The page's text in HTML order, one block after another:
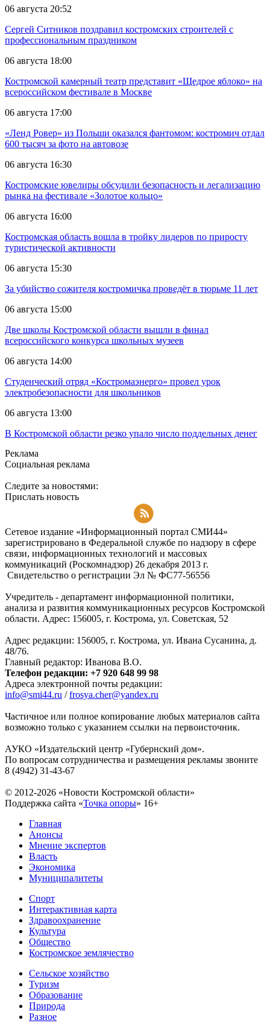
06 августа 20:52
Сергей Ситников поздравил костромских строителей с
профессиональным праздником
06 августа 18:00
Костромской камерный театр представит «Щедрое яблоко» на
всероссийском фестивале в Москве
06 августа 17:00
«Ленд Ровер» из Польши оказался фантомом: костромич отдал
600 тысяч за фото на автовозе
06 августа 16:30
Костромские ювелиры обсудили безопасность и легализацию
рынка на фестивале «Золотое кольцо»
06 августа 16:00
Костромская область вошла в тройку лидеров по приросту
туристической активности
06 августа 15:30
За убийство сожителя костромичка проведёт в тюрьме 11 лет
06 августа 15:00
Две школы Костромской области вышли в финал
всероссийского конкурса школьных музеев
06 августа 14:00
Студенческий отряд «Костромаэнерго» провел урок
электробезопасности для школьников
06 августа 13:00
В Костромской области резко упало число поддельных денег
Реклама
Социальная реклама
Следите за новостями:
Прислать новость
Сетевое издание «Информационный портал СМИ44»
зарегистрировано в Федеральной службе по надзору в сфере
связи, информационных технологий и массовых
коммуникаций (Роскомнадзор) 26 декабря 2013 г.
Свидетельство о регистрации Эл № ФC77-56556
Учредитель - департамент информационной политики,
анализа и развития коммуникационных ресурсов Костромской
области. Адрес: 156005, г. Кострома, ул. Советская, 52
Адрес редакции: 156005, г. Кострома, ул. Ивана Сусанина, д.
48/76.
Главный редактор: Иванова В.О.
Телефон редакции: +7 920 648 99 98
Адреса электронной почты редакции:
info@smi44.ru /frosya.cher@yandex.ru
Частичное или полное копирование любых материалов сайта
возможно только с указанием ссылки на первоисточник.
АУКО «Издательский центр «Губернский дом».
По вопросам сотрудничества и размещения рекламы звоните
8 (4942) 31-43-67
© 2012-2026 «Новости Костромской области»
Поддержка сайта «Точка опоры» 16+
Главная
Анонсы
Мнение экспертов
Власть
Экономика
Муниципалитеты
Спорт
Интерактивная карта
Здравоохранение
Культура
Общество
Костромское землячество
Сельское хозяйство
Туризм
Образование
Природа
Разное